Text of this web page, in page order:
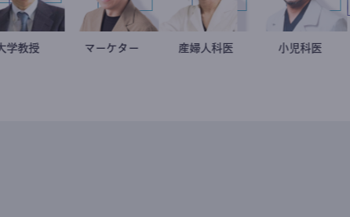
加藤忠史
大学教授 室谷良平
マーケター 稲葉可奈子
産婦人科医 今西
小児